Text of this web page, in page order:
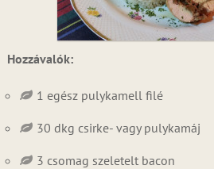
Hozzávalók:
1 egész pulykamell filé
30 dkg csirke- vagy pulykamáj
3 csomag szeletelt bacon